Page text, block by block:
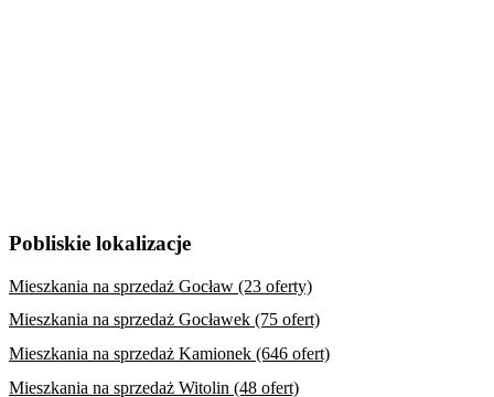
Pobliskie lokalizacje
Mieszkania na sprzedaż Gocław (23 oferty)
Mieszkania na sprzedaż Gocławek (75 ofert)
Mieszkania na sprzedaż Kamionek (646 ofert)
Mieszkania na sprzedaż Witolin (48 ofert)